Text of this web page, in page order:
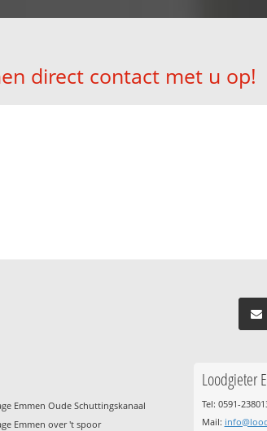
direct contact met u op!
Emmen Oude Schuttingskanaal
Emmen over 't spoor
Loodgieter
Tel: 0591-
Mail: